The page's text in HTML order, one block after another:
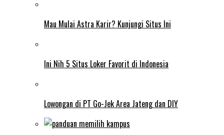
Mau Mulai Astra Karir? Kunjungi Situs Ini
Ini Nih 5 Situs Loker Favorit di Indonesia
Lowongan di PT Go-Jek Area Jateng dan DIY